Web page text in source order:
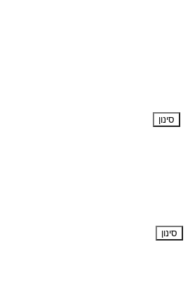
סינון
סינון